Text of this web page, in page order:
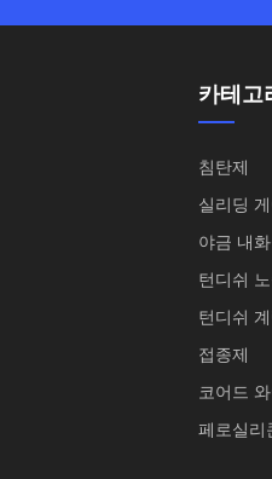
카테고
침탄제
실리딩
야금 내
턴디쉬
턴디쉬
접종제
코어드
페로실리